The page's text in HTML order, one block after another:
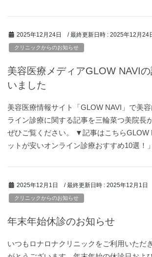
2025年12月24日 / 最終更新日時 : 2025年12月24
クリニックからのお知らせ
美容医療メディアGLOW NAVI
いました
美容医療情報サイト「GLOW NAVI」で美
ライン診療に関する記事を三輪菜つ美院長
ぜひご覧ください。 ▼記事はこちらGLOW
ットが安いオンライン診療おすすめ10選！」
2025年12月1日 / 最終更新日時 : 2025年12月1日
クリニックからのお知らせ
年末年始休診のお知らせ
いつもロナロナクリニックをご利用いただ